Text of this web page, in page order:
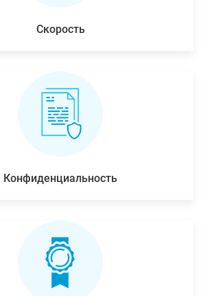
Скорость
Конфиденциальность